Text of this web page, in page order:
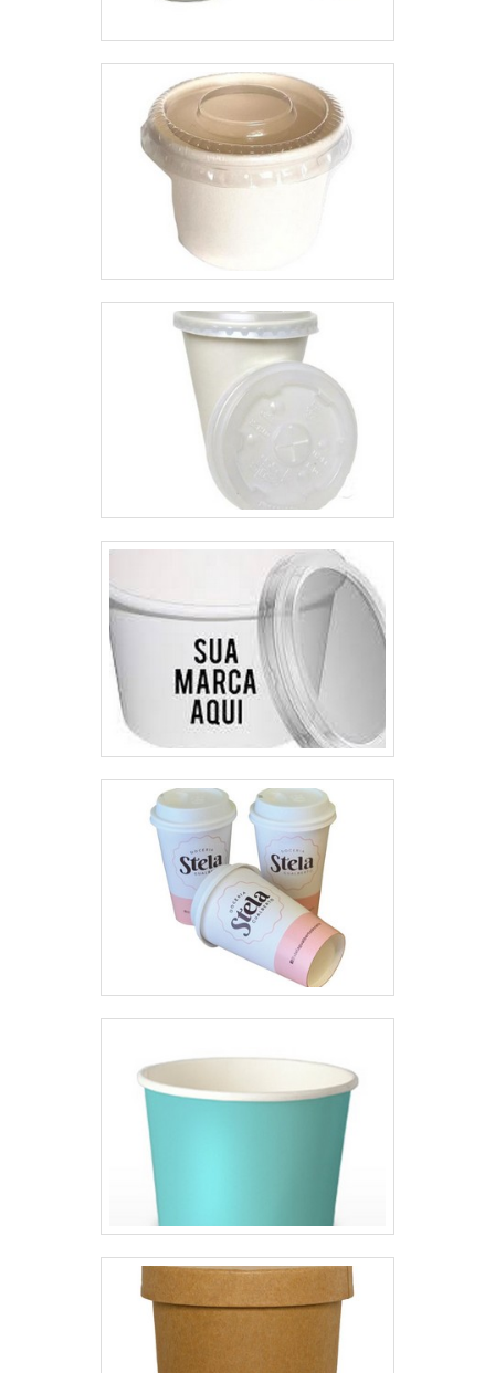
sido preferência no segmento
por toda seriedade e qualidade,
o que garante uma entrega de
excelência de ponta a
ponta.Aproveite a visita para
acessar o nosso site e saber
mais sobre a empresa, nossos
serviços e produtos. Se preferir,
entre em contato com um dos
nossos consultores e solicite um
orçamento!
mercados. Aproveite para fazer
um orçamento! .